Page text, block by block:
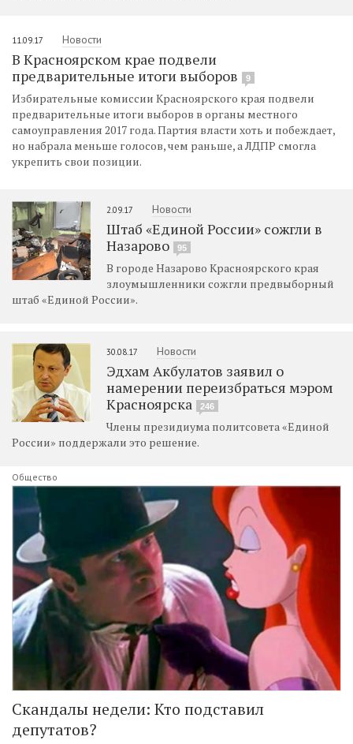
11.09.17 Новости
В Красноярском крае подвели
предварительные итоги выборов
9
Избирательные комиссии Красноярского края подвели
предварительные итоги выборов в органы местного
самоуправления 2017 года. Партия власти хоть и побеждает,
но набрала меньше голосов, чем раньше, а ЛДПР смогла
укрепить свои позиции.
2.09.17 Новости
Штаб «Единой России» сожгли в
Назарово
95
В городе Назарово Красноярского края
злоумышленники сожгли предвыборный
штаб «Единой России».
30.08.17 Новости
Эдхам Акбулатов заявил о
намерении переизбраться мэром
Красноярска
246
Члены президиума политсовета «Единой
России» поддержали это решение.
Общество
Скандалы недели: Кто подставил
депутатов?